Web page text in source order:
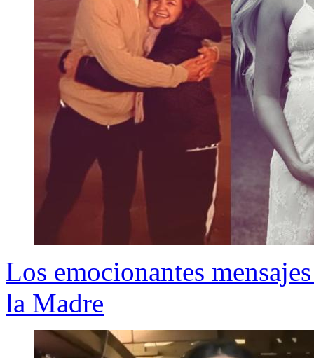
Los emocionantes
la Madre